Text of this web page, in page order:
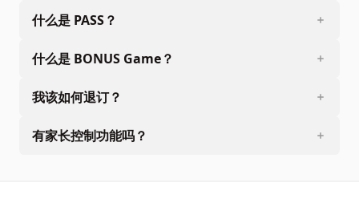
什么是 PASS？
什么是 BONUS Game？
我该如何退订？
有家长控制功能吗？